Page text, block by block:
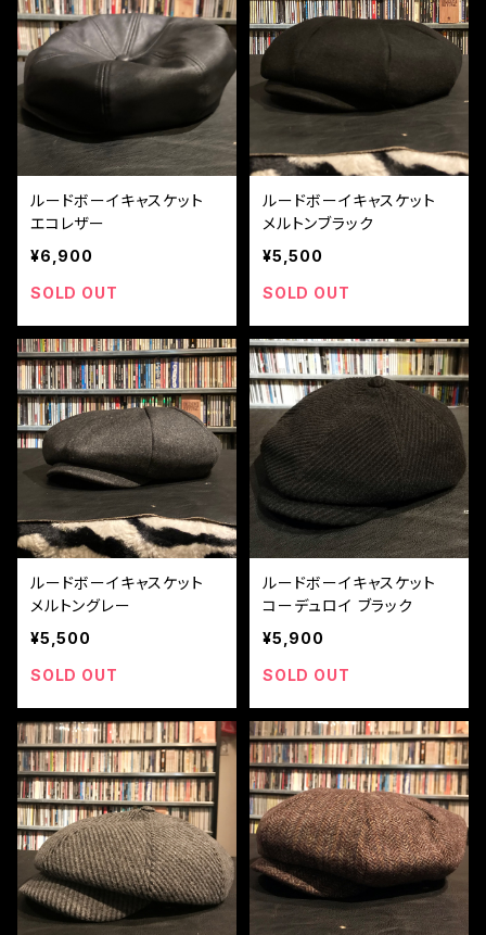
ルードボーイキャスケット
エコレザー
¥6,900
SOLD OUT
ルードボーイキャスケット
メルトンブラック
¥5,500
SOLD OUT
ルードボーイキャスケット
メルトングレー
¥5,500
SOLD OUT
ルードボーイキャスケット
コーデュロイ ブラック
¥5,900
SOLD OUT